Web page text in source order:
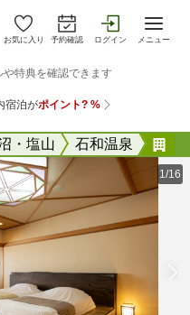
お気に入り 予約確認 ログイン メニュー
・塩山 石和温泉
1/16